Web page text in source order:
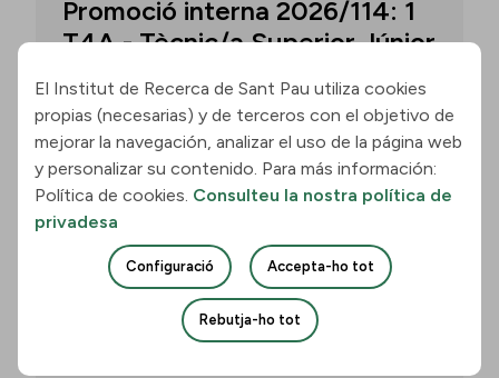
Promoció interna 2026/114: 1
T4A - Tècnic/a Superior Júnior
Convocatòria per a un/a T4A - Tècnic/a
Superior Júnior al grup Neurobiologia de
les Demències - Multilingual Aphasia &
Dementia Research Lab. Termini: 11
d’agost de 2026, 15.00 h.
Uneix-te
El Institut de Recerca de Sant Pau utiliza cookies
propias (necesarias) y de terceros con el objetivo de
mejorar la navegación, analizar el uso de la página web
y personalizar su contenido. Para más información:
Política de cookies. Consulteu la nostra política de
privadesa
Configuració Accepta-ho tot
Rebutja-ho tot